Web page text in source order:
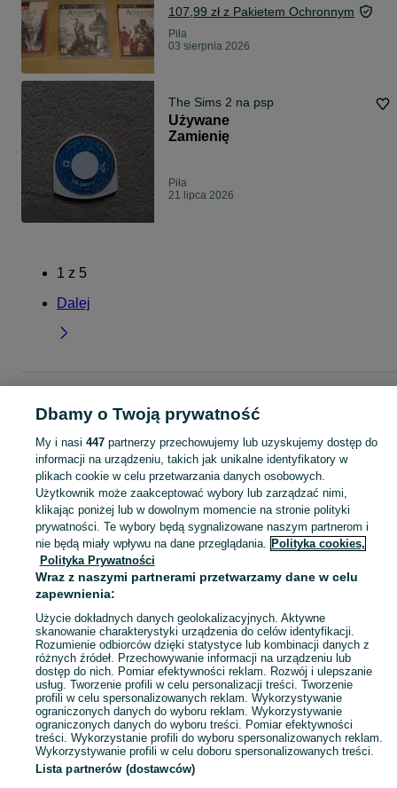
107,99 zł z Pakietem Ochronnym
Piła
03 sierpnia 2026
The Sims 2 na psp
Używane
Zamienię
Piła
21 lipca 2026
1 z 5
Dalej
Piła
KATEGORIA
Zobacz
Mapa kategorii
Mapa miejscowości
Mapa ministron
Popularne wyszukiwania
Dbamy o Twoją prywatność
My i nasi 447partnerzy przechowujemy lub uzyskujemy dostęp do
informacji na urządzeniu, takich jak unikalne identyfikatory w
plikach cookie w celu przetwarzania danych osobowych.
Użytkownik może zaakceptować wybory lub zarządzać nimi,
klikając poniżej lub w dowolnym momencie na stronie polityki
prywatności. Te wybory będą sygnalizowane naszym partnerom i
nie będą miały wpływu na dane przeglądania. Polityka cookies,
Polityka Prywatności
Wraz z naszymi partnerami przetwarzamy dane w celu
zapewnienia:
Użycie dokładnych danych geolokalizacyjnych. Aktywne
skanowanie charakterystyki urządzenia do celów identyfikacji.
Rozumienie odbiorców dzięki statystyce lub kombinacji danych z
różnych źródeł. Przechowywanie informacji na urządzeniu lub
dostęp do nich. Pomiar efektywności reklam. Rozwój i ulepszanie
usług. Tworzenie profili w celu personalizacji treści. Tworzenie
profili w celu spersonalizowanych reklam. Wykorzystywanie
ograniczonych danych do wyboru reklam. Wykorzystywanie
ograniczonych danych do wyboru treści. Pomiar efektywności
treści. Wykorzystanie profili do wyboru spersonalizowanych reklam.
Wykorzystywanie profili w celu doboru spersonalizowanych treści.
Lista partnerów (dostawców)